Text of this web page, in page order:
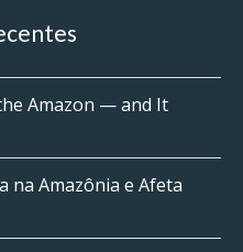
Amazon — and It
na Amazônia e Afeta